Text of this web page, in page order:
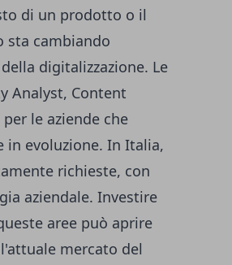
di un prodotto o il
sta cambiando
digitalizzazione. Le
Analyst, Content
le aziende che
in evoluzione. In Italia,
richieste, con
aziendale. Investire
aree può aprire
mercato del